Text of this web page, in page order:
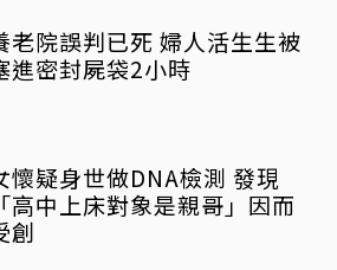
老院誤判已死 婦人活生生被
進密封屍袋2小時
懷疑身世做DNA檢測 發現
「高中上床對象是親哥」因而
創